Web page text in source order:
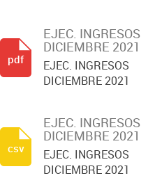
EJEC. INGRESOS
DICIEMBRE 2021
EJEC. INGRESOS
DICIEMBRE 2021
pdf
EJEC. INGRESOS
DICIEMBRE 2021
EJEC. INGRESOS
DICIEMBRE 2021
csv